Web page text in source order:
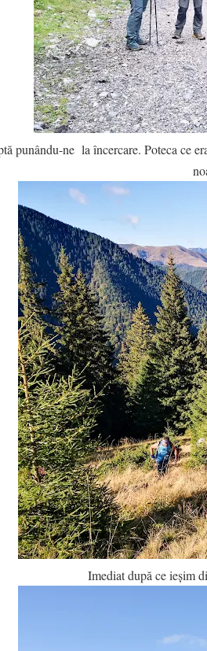
punându-ne la încercare. Poteca ce
Imediat după ce ieșim